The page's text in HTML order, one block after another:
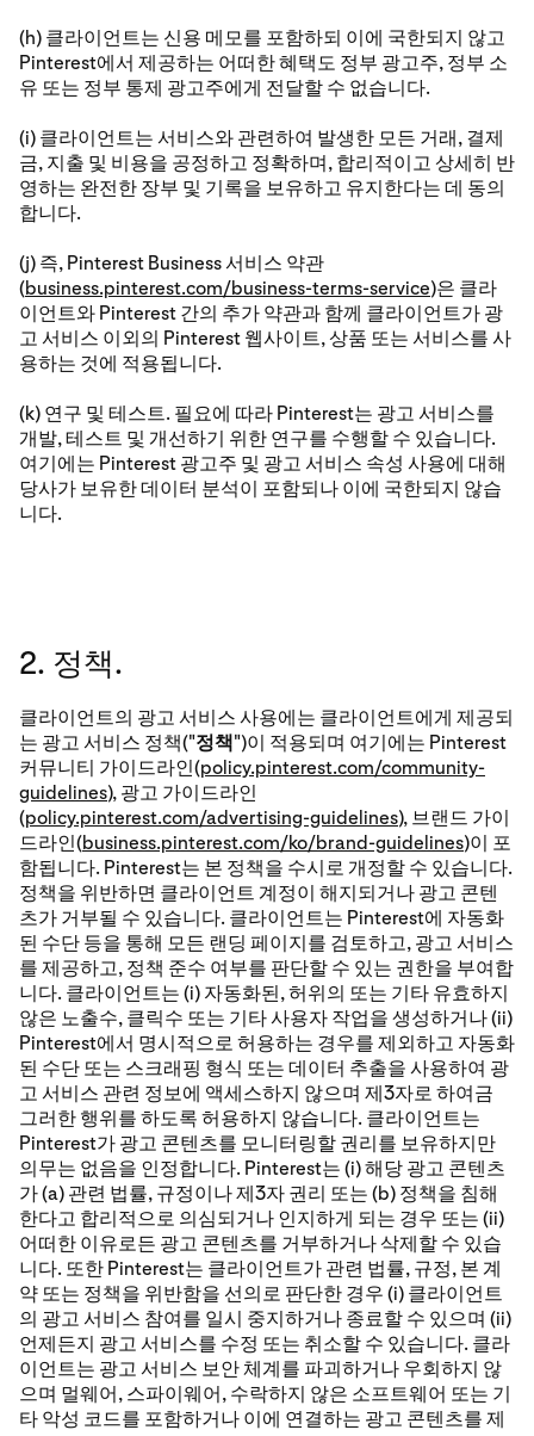
(h) 클라이언트는 신용 메모를 포함하되 이에 국한되지 않고
Pinterest에서 제공하는 어떠한 혜택도 정부 광고주, 정부 소
유 또는 정부 통제 광고주에게 전달할 수 없습니다.
(i) 클라이언트는 서비스와 관련하여 발생한 모든 거래, 결제
금, 지출 및 비용을 공정하고 정확하며, 합리적이고 상세히 반
영하는 완전한 장부 및 기록을 보유하고 유지한다는 데 동의
합니다.
(j) 즉, Pinterest Business 서비스 약관
(business.pinterest.com/business-terms-service)은 클라
이언트와 Pinterest 간의 추가 약관과 함께 클라이언트가 광
고 서비스 이외의 Pinterest 웹사이트, 상품 또는 서비스를 사
용하는 것에 적용됩니다.
(k) 연구 및 테스트. 필요에 따라 Pinterest는 광고 서비스를
개발, 테스트 및 개선하기 위한 연구를 수행할 수 있습니다.
여기에는 Pinterest 광고주 및 광고 서비스 속성 사용에 대해
당사가 보유한 데이터 분석이 포함되나 이에 국한되지 않습
니다.
2. 정책.
클라이언트의 광고 서비스 사용에는 클라이언트에게 제공되
는 광고 서비스 정책("정책")이 적용되며 여기에는 Pinterest
커뮤니티 가이드라인(policy.pinterest.com/community-
guidelines), 광고 가이드라인
(policy.pinterest.com/advertising-guidelines), 브랜드 가이
드라인(business.pinterest.com/ko/brand-guidelines)이 포
함됩니다. Pinterest는 본 정책을 수시로 개정할 수 있습니다.
정책을 위반하면 클라이언트 계정이 해지되거나 광고 콘텐
츠가 거부될 수 있습니다. 클라이언트는 Pinterest에 자동화
된 수단 등을 통해 모든 랜딩 페이지를 검토하고, 광고 서비스
를 제공하고, 정책 준수 여부를 판단할 수 있는 권한을 부여합
니다. 클라이언트는 (i) 자동화된, 허위의 또는 기타 유효하지
않은 노출수, 클릭수 또는 기타 사용자 작업을 생성하거나 (ii)
Pinterest에서 명시적으로 허용하는 경우를 제외하고 자동화
된 수단 또는 스크래핑 형식 또는 데이터 추출을 사용하여 광
고 서비스 관련 정보에 액세스하지 않으며 제3자로 하여금
그러한 행위를 하도록 허용하지 않습니다. 클라이언트는
Pinterest가 광고 콘텐츠를 모니터링할 권리를 보유하지만
의무는 없음을 인정합니다. Pinterest는 (i) 해당 광고 콘텐츠
가 (a) 관련 법률, 규정이나 제3자 권리 또는 (b) 정책을 침해
한다고 합리적으로 의심되거나 인지하게 되는 경우 또는 (ii)
어떠한 이유로든 광고 콘텐츠를 거부하거나 삭제할 수 있습
니다. 또한 Pinterest는 클라이언트가 관련 법률, 규정, 본 계
약 또는 정책을 위반함을 선의로 판단한 경우 (i) 클라이언트
의 광고 서비스 참여를 일시 중지하거나 종료할 수 있으며 (ii)
언제든지 광고 서비스를 수정 또는 취소할 수 있습니다. 클라
이언트는 광고 서비스 보안 체계를 파괴하거나 우회하지 않
으며 멀웨어, 스파이웨어, 수락하지 않은 소프트웨어 또는 기
타 악성 코드를 포함하거나 이에 연결하는 광고 콘텐츠를 제